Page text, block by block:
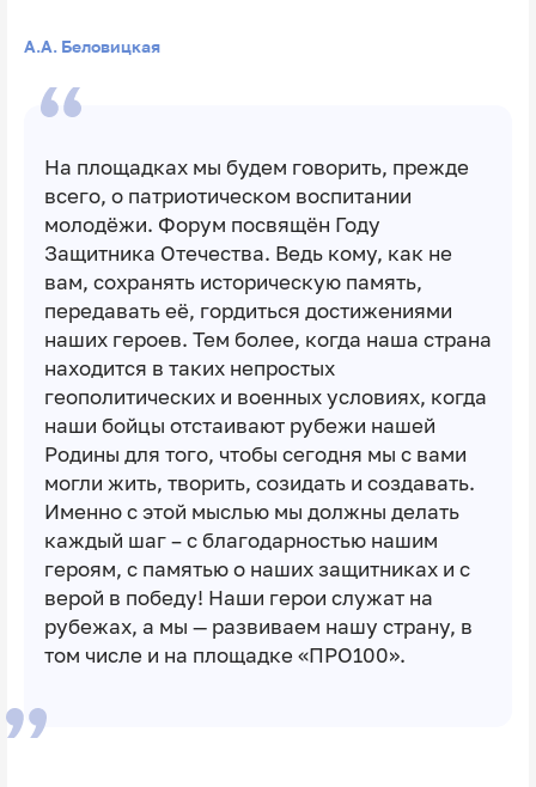
А.А. Беловицкая
На площадках мы будем говорить, прежде
всего, о патриотическом воспитании
молодёжи. Форум посвящён Году
Защитника Отечества. Ведь кому, как не
вам, сохранять историческую память,
передавать её, гордиться достижениями
наших героев. Тем более, когда наша страна
находится в таких непростых
геополитических и военных условиях, когда
наши бойцы отстаивают рубежи нашей
Родины для того, чтобы сегодня мы с вами
могли жить, творить, созидать и создавать.
Именно с этой мыслью мы должны делать
каждый шаг – с благодарностью нашим
героям, с памятью о наших защитниках и с
верой в победу! Наши герои служат на
рубежах, а мы — развиваем нашу страну, в
том числе и на площадке «ПРО100».